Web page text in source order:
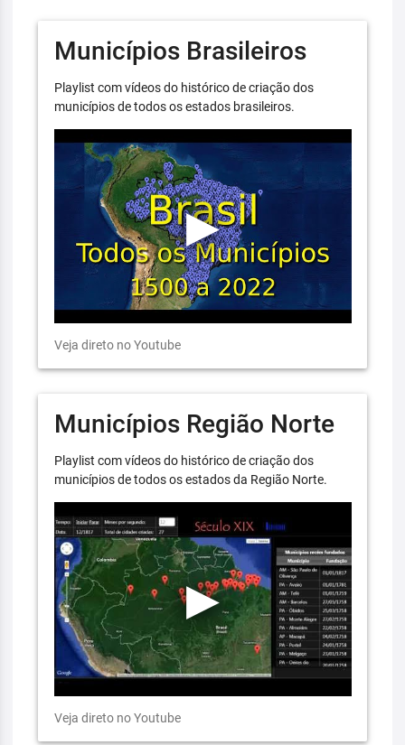
Municípios Brasileiros
Playlist com vídeos do histórico de criação dos
municípios de todos os estados brasileiros.
Veja direto no Youtube
Municípios Região Norte
Playlist com vídeos do histórico de criação dos
municípios de todos os estados da Região Norte.
Veja direto no Youtube